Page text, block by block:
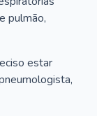
pulmão,
estar